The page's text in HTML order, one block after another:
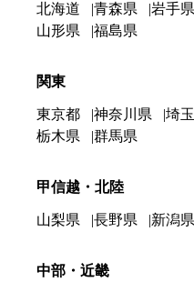
北海道 青森県 岩手県
山形県
福島県
関東
東京都 神奈川県 埼
栃木県
群馬県
甲信越・北陸
山梨県 長野県 新潟県
中部・近畿